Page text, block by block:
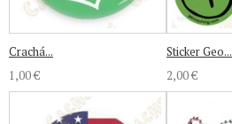
Crachá...
1,00 €
Sticker Geo...
2,00 €